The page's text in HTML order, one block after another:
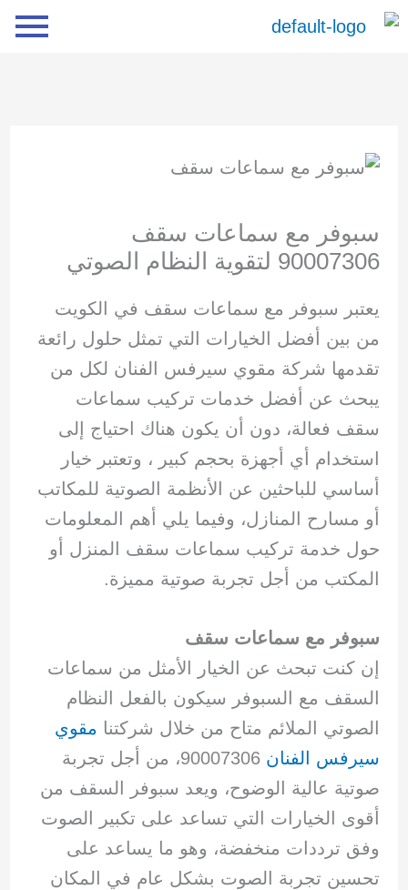
تخطي
سبوفر مع سماعات سقف
90007306 لتقوية النظام الصوتي
يعتبر سبوفر مع سماعات سقف في الكويت
من بين أفضل الخيارات التي تمثل حلول رائعة
تقدمها شركة مقوي سيرفس الفنان لكل من
يبحث عن أفضل خدمات تركيب سماعات
سقف فعالة، دون أن يكون هناك احتياج إلى
استخدام أي أجهزة بحجم كبير ، وتعتبر خيار
أساسي للباحثين عن الأنظمة الصوتية للمكاتب
أو مسارح المنازل، وفيما يلي أهم المعلومات
حول خدمة تركيب سماعات سقف المنزل أو
المكتب من أجل تجربة صوتية مميزة.
سبوفر مع سماعات سقف
إن كنت تبحث عن الخيار الأمثل من سماعات
السقف مع السبوفر سيكون بالفعل النظام
الصوتي الملائم متاح من خلال شركتنا مقوي
سيرفس الفنان
90007306، من أجل تجربة
صوتية عالية الوضوح، ويعد سبوفر السقف من
أقوى الخيارات التي تساعد على تكبير الصوت
وفق ترددات منخفضة، وهو ما يساعد على
تحسين تجربة الصوت بشكل عام في المكان